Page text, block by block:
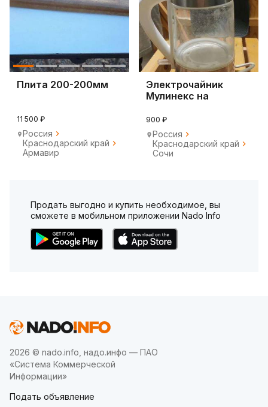
Плита 200-200мм
11 500 ₽
Россия
Краснодарский край
Армавир
Электрочайник
Мулинекс на
восстановления
900 ₽
Россия
Краснодарский край
Сочи
Продать выгодно и купить необходимое, вы
сможете в мобильном приложении Nado Info
2026 © nado.info, надо.инфо — ПАО
«Система Коммерческой
Информации»
Подать объявление